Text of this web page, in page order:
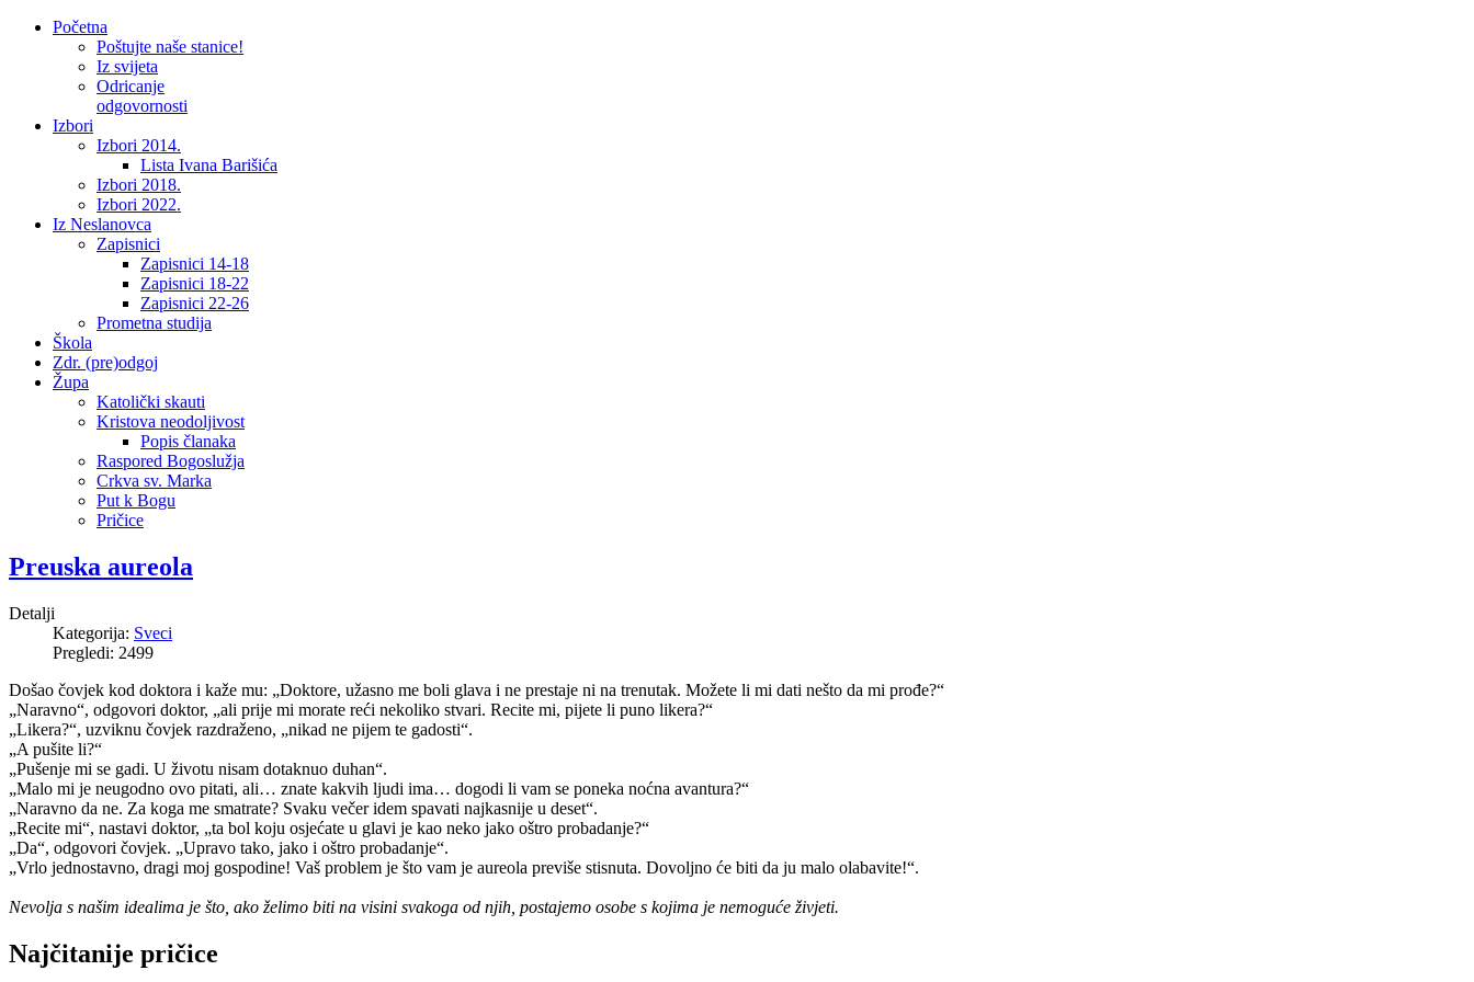
Početna
Poštujte naše stanice!
Iz svijeta
Odricanje
odgovornosti
Izbori
Izbori 2014.
Lista Ivana Barišića
Izbori 2018.
Izbori 2022.
Iz Neslanovca
Zapisnici
Zapisnici 14-18
Zapisnici 18-22
Zapisnici 22-26
Prometna studija
Škola
Zdr. (pre)odgoj
Župa
Katolički skauti
Kristova neodoljivost
Popis članaka
Raspored Bogoslužja
Crkva sv. Marka
Put k Bogu
Pričice
Preuska aureola
Detalji
Kategorija: Sveci
Pregledi: 2499
Došao čovjek kod doktora i kaže mu: „Doktore, užasno me boli glava i ne prestaje ni na trenutak. Možete li mi dati nešto da mi prođe?“
„Naravno“, odgovori doktor, „ali prije mi morate reći nekoliko stvari. Recite mi, pijete li puno likera?“
„Likera?“, uzviknu čovjek razdraženo, „nikad ne pijem te gadosti“.
„A pušite li?“
„Pušenje mi se gadi. U životu nisam dotaknuo duhan“.
„Malo mi je neugodno ovo pitati, ali… znate kakvih ljudi ima… dogodi li vam se poneka noćna avantura?“
„Naravno da ne. Za koga me smatrate? Svaku večer idem spavati najkasnije u deset“.
„Recite mi“, nastavi doktor, „ta bol koju osjećate u glavi je kao neko jako oštro probadanje?“
„Da“, odgovori čovjek. „Upravo tako, jako i oštro probadanje“.
„Vrlo jednostavno, dragi moj gospodine! Vaš problem je što vam je aureola previše stisnuta. Dovoljno će biti da ju malo olabavite!“.
Nevolja s našim idealima je što, ako želimo biti na visini svakoga od njih, postajemo osobe s kojima je nemoguće živjeti.
Najčitanije pričice